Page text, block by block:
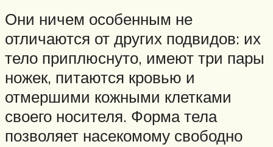
Они ничем особенным не
отличаются от других подвидов: их
тело приплюснуто, имеют три пары
ножек, питаются кровью и
отмершими кожными клетками
своего носителя. Форма тела
позволяет насекомому свободно